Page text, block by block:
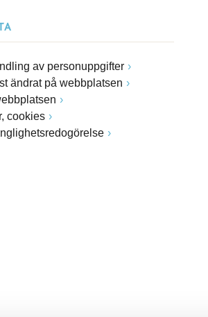
av personuppgifter
ändrat på webbplatsen
cookies